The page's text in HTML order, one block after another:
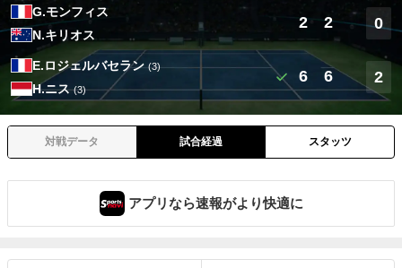
G.モンフィス
N.キリオス
2 2 0
E.ロジェルバセラン (3)
H.ニス (3)
6 6 2
対戦データ 試合経過 スタッツ
アプリなら速報がより快適に